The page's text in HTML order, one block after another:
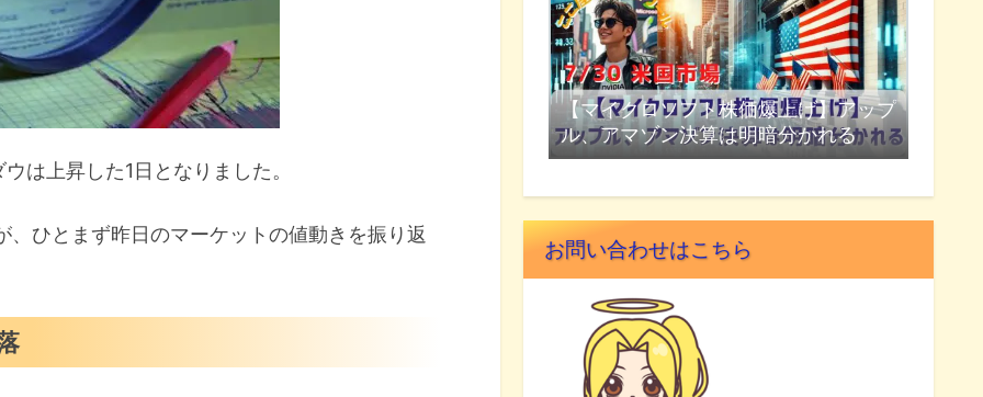
は上昇した1日となりました。
ひとまず昨日のマーケットの値動きを振り返
【マイクロソフト株価爆上げ】アップ
ル、アマゾン決算は明暗分かれる
お問い合わせはこちら